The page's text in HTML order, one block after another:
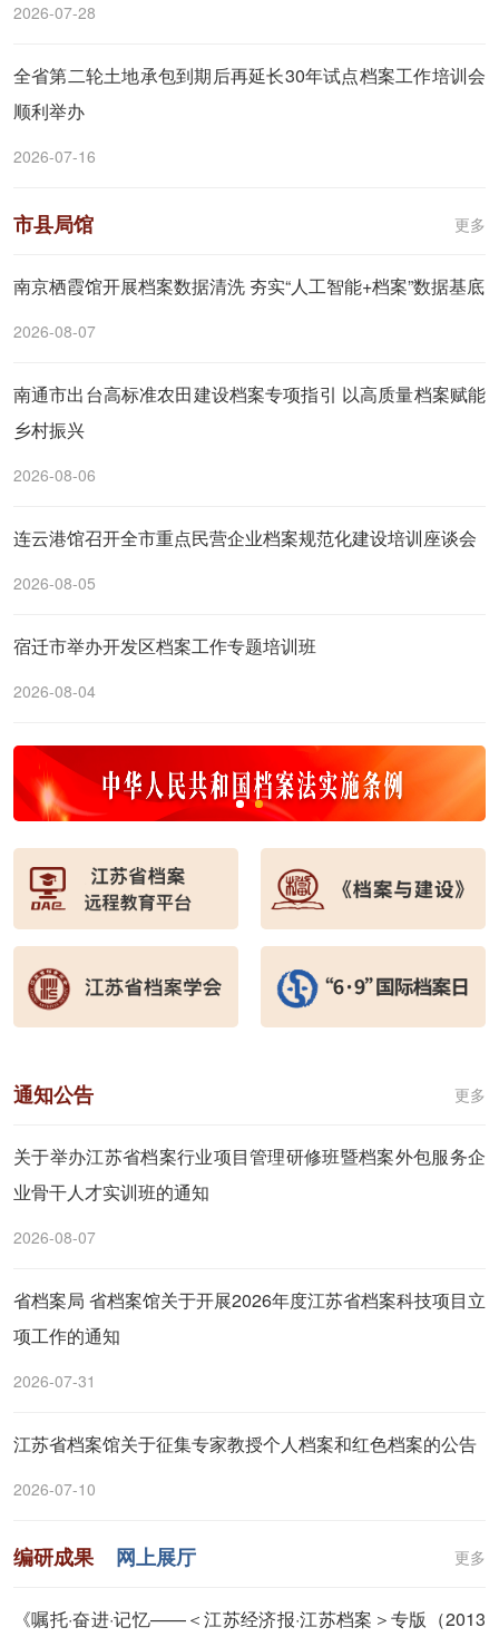
2026-07-28
全省第二轮土地承包到期后再延长30年试点档案工作培训会
顺利举办
2026-07-16
市县局馆 更多
南京栖霞馆开展档案数据清洗 夯实“人工智能+档案”数据基底
2026-08-07
南通市出台高标准农田建设档案专项指引 以高质量档案赋能
乡村振兴
2026-08-06
连云港馆召开全市重点民营企业档案规范化建设培训座谈会
2026-08-05
宿迁市举办开发区档案工作专题培训班
2026-08-04
通知公告 更多
关于举办江苏省档案行业项目管理研修班暨档案外包服务企
业骨干人才实训班的通知
2026-08-07
省档案局 省档案馆关于开展2026年度江苏省档案科技项目立
项工作的通知
2026-07-31
江苏省档案馆关于征集专家教授个人档案和红色档案的公告
2026-07-10
编研成果 网上展厅 更多
《嘱托·奋进·记忆——＜江苏经济报·江苏档案＞专版（2013